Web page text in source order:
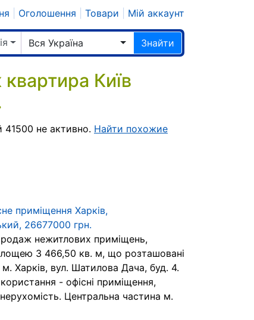
Оголошення Товари Мій аккаунт
Вся Україна Знайти
Київ
не активно. Найти похожие
приміщення Харків,
26677000 грн.
нежитлових приміщень,
3 466,50 кв. м, що розташовані
Харків, вул. Шатилова Дача, буд. 4.
- офісні приміщення,
Центральна частина м.